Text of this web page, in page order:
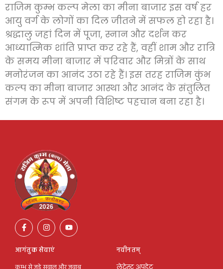
राजिम कुम्भ कल्प मेला का मीना बाजार इस वर्ष हर
आयु वर्ग के लोगों का दिल जीतने में सफल हो रहा है।
श्रद्धालु जहां दिन में पूजा, स्नान और दर्शन कर
आध्यात्मिक शांति प्राप्त कर रहे हैं, वहीं शाम और रात्रि
के समय मीना बाजार में परिवार और मित्रों के साथ
मनोरंजन का आनंद उठा रहे हैं। इस तरह राजिम कुंभ
कल्प का मीना बाजार आस्था और आनंद के संतुलित
संगम के रूप में अपनी विशिष्ट पहचान बना रहा है।
आगंतुक सेवाएं नवीनतम्